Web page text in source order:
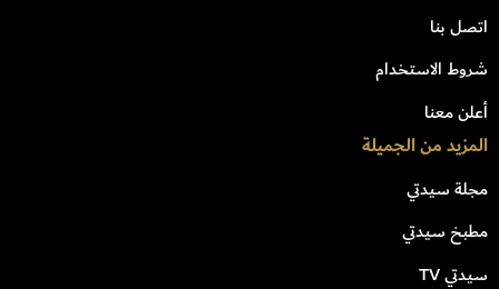
اتصل بنا
شروط الاستخدام
أعلن معنا
المزيد من الجميلة
مجلة سيدتي
مطبخ سيدتي
سيدتي TV